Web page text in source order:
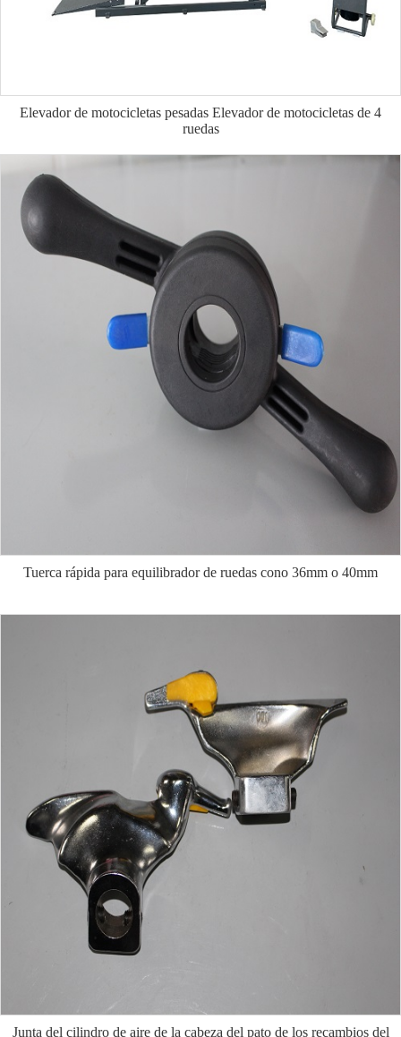
Elevador de motocicletas pesadas Elevador de motocicletas de 4
ruedas
Tuerca rápida para equilibrador de ruedas cono 36mm o 40mm
Junta del cilindro de aire de la cabeza del pato de los recambios del